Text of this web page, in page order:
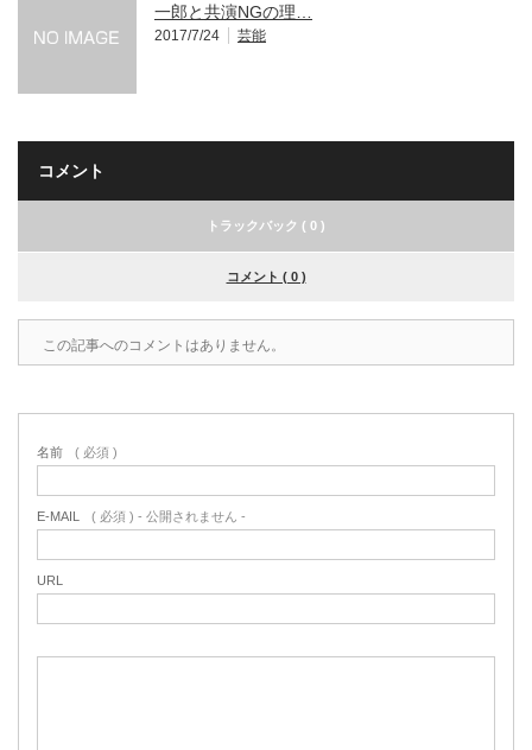
一郎と共演NGの理…
2017/7/24 芸能
コメント
トラックバック ( 0 )
コメント ( 0 )
この記事へのコメントはありません。
名前 ( 必須 )
E-MAIL ( 必須 ) - 公開されません -
URL